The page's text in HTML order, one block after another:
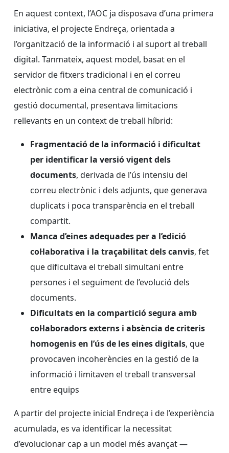
En aquest context, l’AOC ja disposava d’una primera
iniciativa, el projecte Endreça, orientada a
l’organització de la informació i al suport al treball
digital. Tanmateix, aquest model, basat en el
servidor de fitxers tradicional i en el correu
electrònic com a eina central de comunicació i
gestió documental, presentava limitacions
rellevants en un context de treball híbrid:
Fragmentació de la informació i dificultat
per identificar la versió vigent dels
documents, derivada de l’ús intensiu del
correu electrònic i dels adjunts, que generava
duplicats i poca transparència en el treball
compartit.
Manca d’eines adequades per a l’edició
col·laborativa i la traçabilitat dels canvis, fet
que dificultava el treball simultani entre
persones i el seguiment de l’evolució dels
documents.
Dificultats en la compartició segura amb
col·laboradors externs i absència de criteris
homogenis en l’ús de les eines digitals, que
provocaven incoherències en la gestió de la
informació i limitaven el treball transversal
entre equips
A partir del projecte inicial Endreça i de l’experiència
acumulada, es va identificar la necessitat
d’evolucionar cap a un model més avançat —